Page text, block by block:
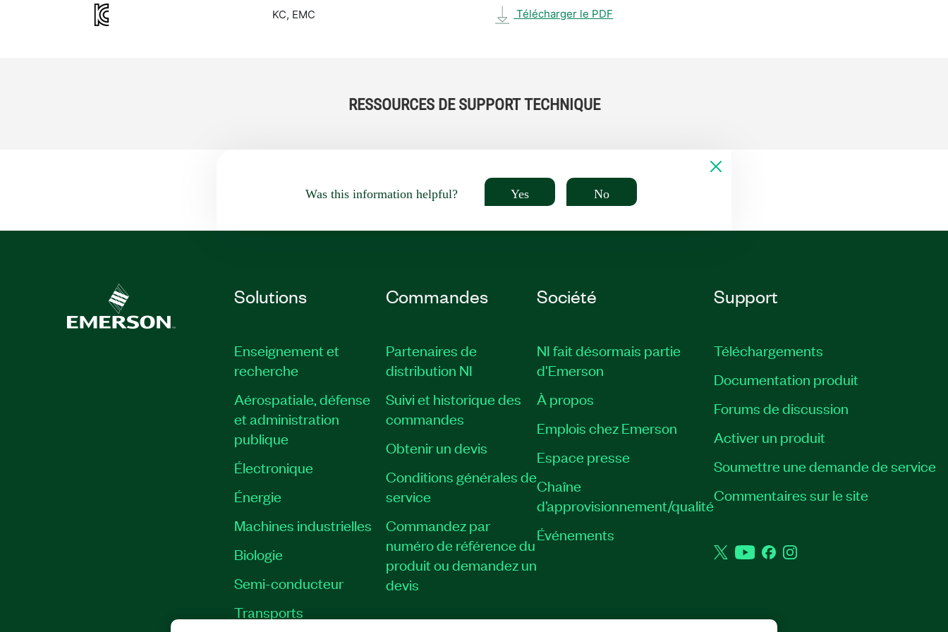
KC, EMC Télécharger le PDF
RESSOURCES DE SUPPORT TECHNIQUE
Was this information helpful? Yes No
Solutions
Enseignement et
recherche
Aérospatiale, défense
et administration
publique
Électronique
Énergie​
Machines industrielles
Biologie
Semi-conducteur
Transports
Commandes
Partenaires de
distribution NI
Suivi et historique des
commandes
Obtenir un devis
Conditions générales de
service
Commandez par
numéro de référence du
produit ou demandez un
devis
Société
NI fait désormais partie
d'Emerson
À propos
Emplois chez Emerson
Espace presse
Chaîne
d’approvisionnement/qualité
Événements
Support
Téléchargements
Documentation produit
Forums de discussion
Activer un produit
Soumettre une demande de service
Commentaires sur le site
TwitterYouTubeFacebookInstagram